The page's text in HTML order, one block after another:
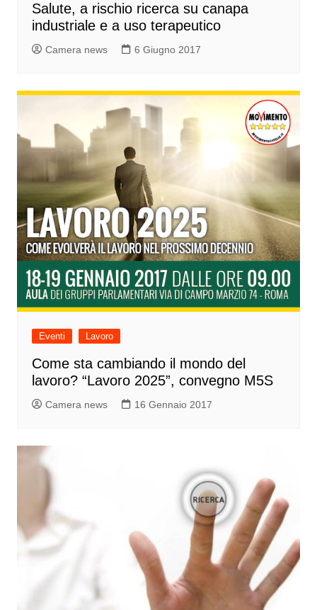
Salute, a rischio ricerca su canapa
industriale e a uso terapeutico
Camera news 6 Giugno 2017
Eventi Lavoro
Come sta cambiando il mondo del
lavoro? “Lavoro 2025”, convegno M5S
Camera news 16 Gennaio 2017